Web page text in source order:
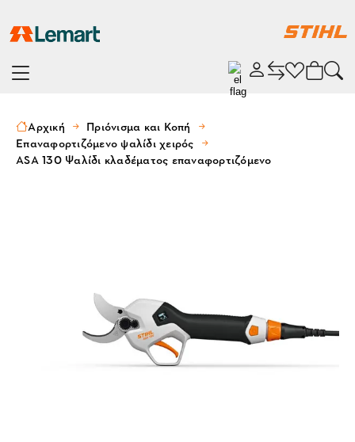
Αρχική
Πριόνισμα και Κοπή
Επαναφορτιζόμενο ψαλίδι χειρός
ASA 130 Ψαλίδι κλαδέματος επαναφορτιζόμενο